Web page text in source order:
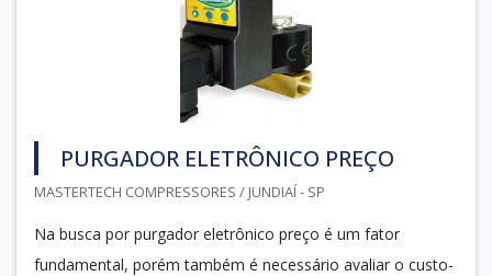
PURGADOR ELETRÔNICO PREÇO
MASTERTECH COMPRESSORES / JUNDIAÍ - SP
Na busca por purgador eletrônico preço é um fator
fundamental, porém também é necessário avaliar o custo-